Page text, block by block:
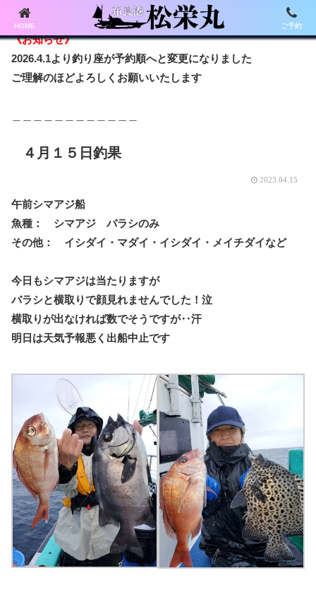
《お知らせ》
2026.4.1より釣り座が予約順へと変更になりました
ご理解のほどよろしくお願いいたします
４月１５日釣果
2023.04.15
午前シマアジ船
魚種： シマアジ バラシのみ
その他： イシダイ・マダイ・イシダイ・メイチダイなど
今日もシマアジは当たりますが
バラシと横取りで顔見れませんでした！泣
横取りが出なければ数でそうですが‥汗
明日は天気予報悪く出船中止です
HOME ご予約